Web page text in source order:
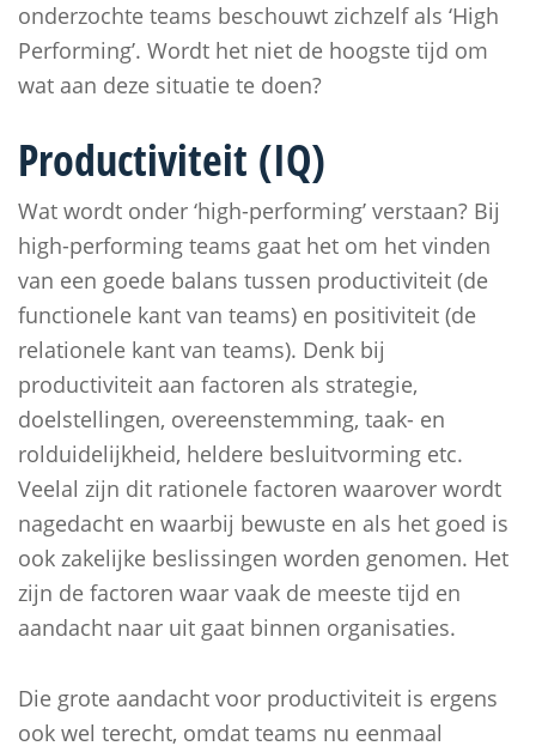
onderzochte teams beschouwt zichzelf als ‘High
Performing’. Wordt het niet de hoogste tijd om
wat aan deze situatie te doen?
Productiviteit (IQ)
Wat wordt onder ‘high-performing’ verstaan? Bij
high-performing teams gaat het om het vinden
van een goede balans tussen productiviteit (de
functionele kant van teams) en positiviteit (de
relationele kant van teams). Denk bij
productiviteit aan factoren als strategie,
doelstellingen, overeenstemming, taak- en
rolduidelijkheid, heldere besluitvorming etc.
Veelal zijn dit rationele factoren waarover wordt
nagedacht en waarbij bewuste en als het goed is
ook zakelijke beslissingen worden genomen. Het
zijn de factoren waar vaak de meeste tijd en
aandacht naar uit gaat binnen organisaties.
Die grote aandacht voor productiviteit is ergens
ook wel terecht, omdat teams nu eenmaal